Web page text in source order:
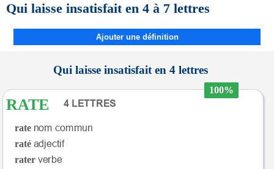
Qui laisse insatisfait en 4 à 7 lettres
Ajouter une définition
Qui laisse insatisfait en 4 lettres
100%
RATE
rate
raté
rater